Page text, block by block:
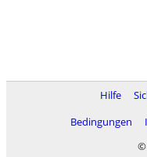
Hilfe
Bedingungen
©